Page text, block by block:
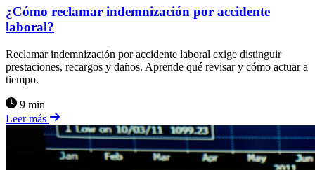
¿Cómo reclamar indemnización por accidente
laboral?
Reclamar indemnización por accidente laboral exige distinguir
prestaciones, recargos y daños. Aprende qué revisar y cómo actuar a
tiempo.
9 min
Leer más